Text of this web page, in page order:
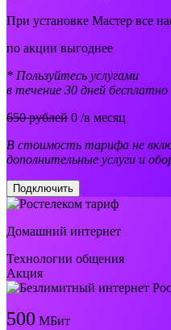
При установке Мастер все
по акции выгоднее
* Пользуйтесь услугами
в течение 30 дней бесплатно
650 рублей 0 /в месяц
В стоимость тарифа не
дополнительные услуги и
Подключить
Домашний интернет
Технологии общения
Акция
500 МБит